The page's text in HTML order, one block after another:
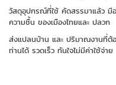
วัสดุอุปกรณ์ที่ใช้ คัดสรรมาแล้ว มี
ความชื้น ของเมืองไทยและ ปลวก
ส่งแปลนบ้าน และ ปริมาณงานที่ต้อ
ท่านได้ รวดเร็ว ทันใจไม่มีค่าใช้จ่าย